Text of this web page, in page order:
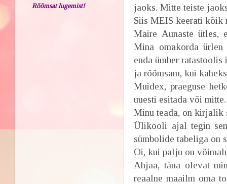
jaoks. Mitte teiste
Siis MEIS keerati kõik
Maire Aunaste ütles,
Mina omakorda ürlen
enda ümber ratastoolis
ja rõõmsam, kui
Muidex, praeguse
uuesti esitada või
Minu teada, on kirjalik
Ülikooli ajal tegin
sümbolide tabeliga on
Oi, kui palju on
Ahjaa, täna olevat
reaalne maailm oma
Rõõmsat lugemist!